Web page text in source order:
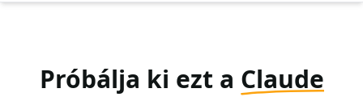
Próbálja ki ezt a Claude